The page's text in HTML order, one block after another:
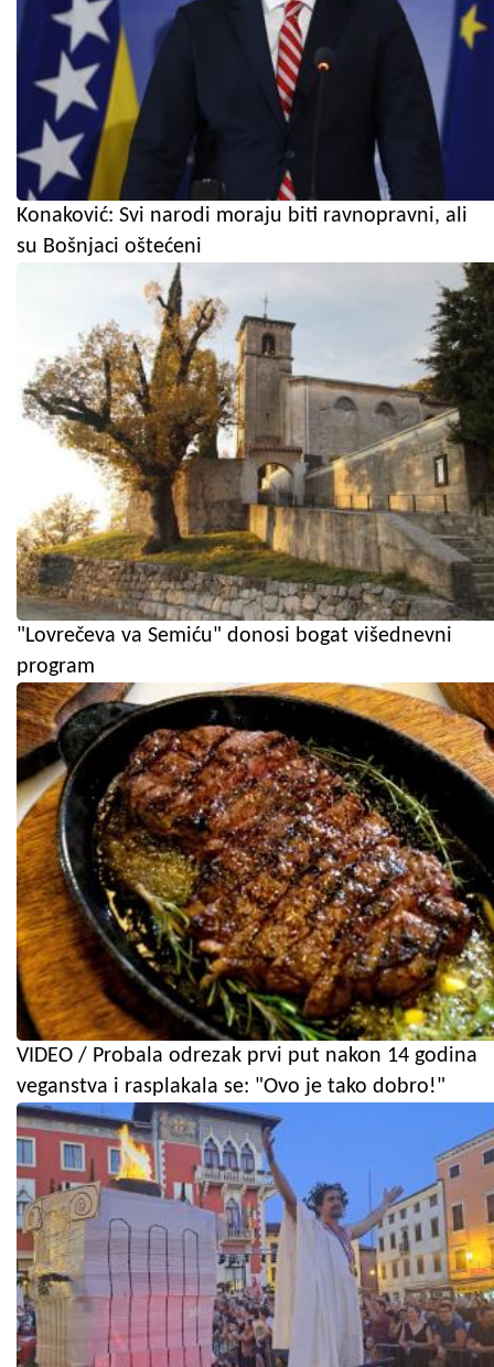
Konaković: Svi narodi moraju biti ravnopravni, ali
su Bošnjaci oštećeni
"Lovrečeva va Semiću" donosi bogat višednevni
program
VIDEO / Probala odrezak prvi put nakon 14 godina
veganstva i rasplakala se: "Ovo je tako dobro!"